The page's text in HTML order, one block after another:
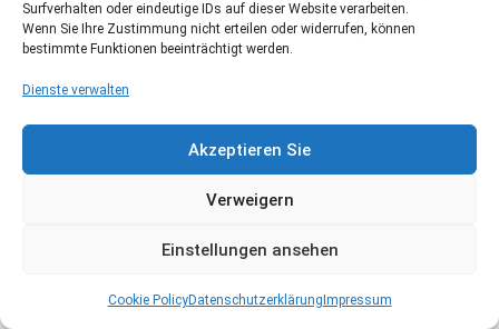
Surfverhalten oder eindeutige IDs auf dieser Website verarbeiten.
Wenn Sie Ihre Zustimmung nicht erteilen oder widerrufen, können
bestimmte Funktionen beeinträchtigt werden.
Dienste verwalten
Akzeptieren Sie
Verweigern
Einstellungen ansehen
Cookie PolicyDatenschutzerklärung Impressum